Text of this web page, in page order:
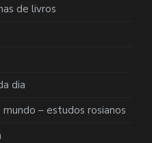
de livros
dia
– estudos rosianos